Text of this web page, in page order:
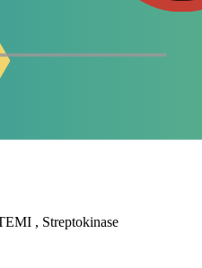
, Streptokinase